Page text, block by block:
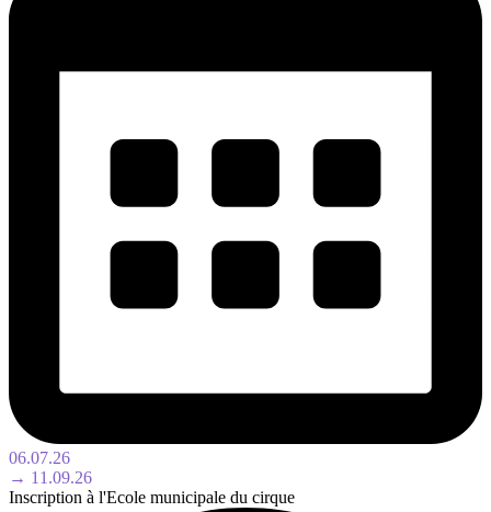
06.07.26
→ 11.09.26
Inscription à l'Ecole municipale du cirque